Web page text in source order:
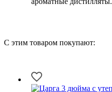
С этим товаром покупают: